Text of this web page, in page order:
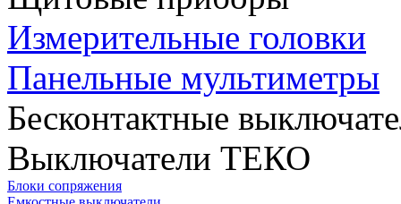
Измерительные головки
Панельные мультиметры
Бесконтактные
Выключатели ТЕКО
Блоки сопряжения